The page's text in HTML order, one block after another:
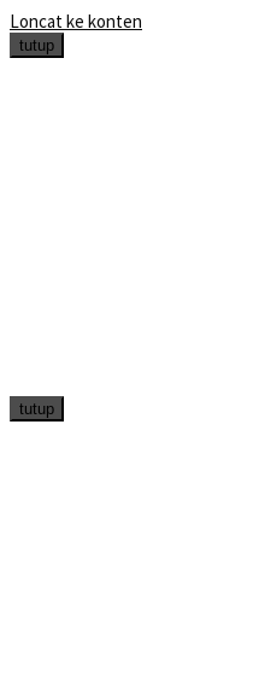
Loncat ke konten
tutup
tutup